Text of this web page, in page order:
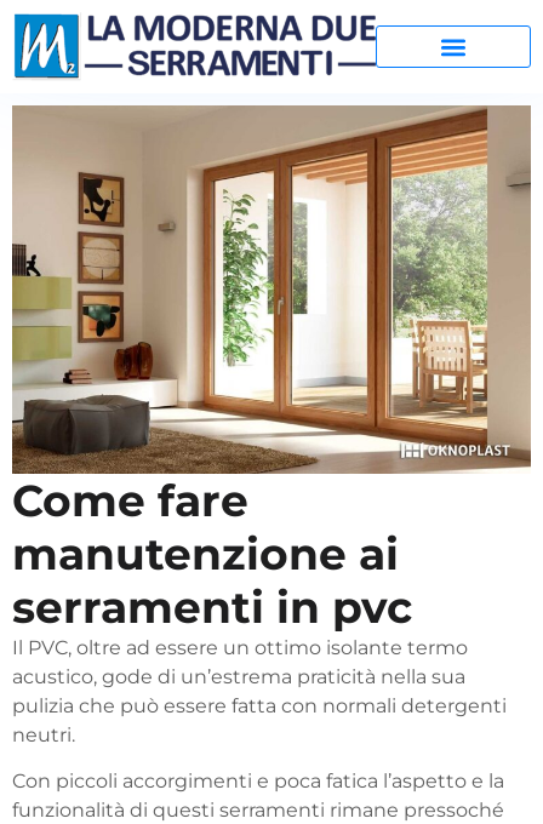
Come fare
manutenzione ai
serramenti in pvc
Il PVC, oltre ad essere un ottimo isolante termo
acustico, gode di un’estrema praticità nella sua
pulizia che può essere fatta con normali detergenti
neutri.
Con piccoli accorgimenti e poca fatica l’aspetto e la
funzionalità di questi serramenti rimane pressoché